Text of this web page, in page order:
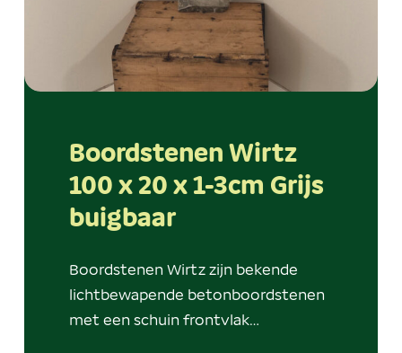
Boordstenen Wirtz
100 x 20 x 1-3cm Grijs
buigbaar
Boordstenen Wirtz zijn bekende
lichtbewapende betonboordstenen
met een schuin frontvlak…